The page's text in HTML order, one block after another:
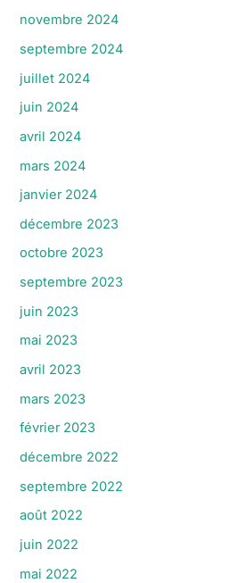
novembre 2024
septembre 2024
juillet 2024
juin 2024
avril 2024
mars 2024
janvier 2024
décembre 2023
octobre 2023
septembre 2023
juin 2023
mai 2023
avril 2023
mars 2023
février 2023
décembre 2022
septembre 2022
août 2022
juin 2022
mai 2022